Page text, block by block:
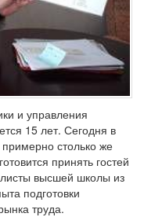
и управления
15 лет. Сегодня в
столько же
принять гостей
высшей школы из
подготовки
труда.